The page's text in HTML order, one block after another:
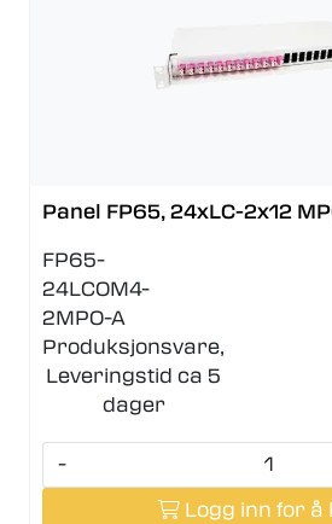
Panel FP65, 24xLC-2x12
FP65-
24LCOM4-
2MPO-A
Produksjonsvare,
Leveringstid ca 5
dager
-
Logg inn for å